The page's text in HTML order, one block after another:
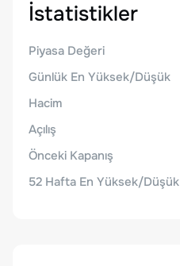
İstatistikler
Piyasa Değeri
Günlük En Yüksek/Düşük
Hacim
Açılış
Önceki Kapanış
52 Hafta En Yüksek/Düşük